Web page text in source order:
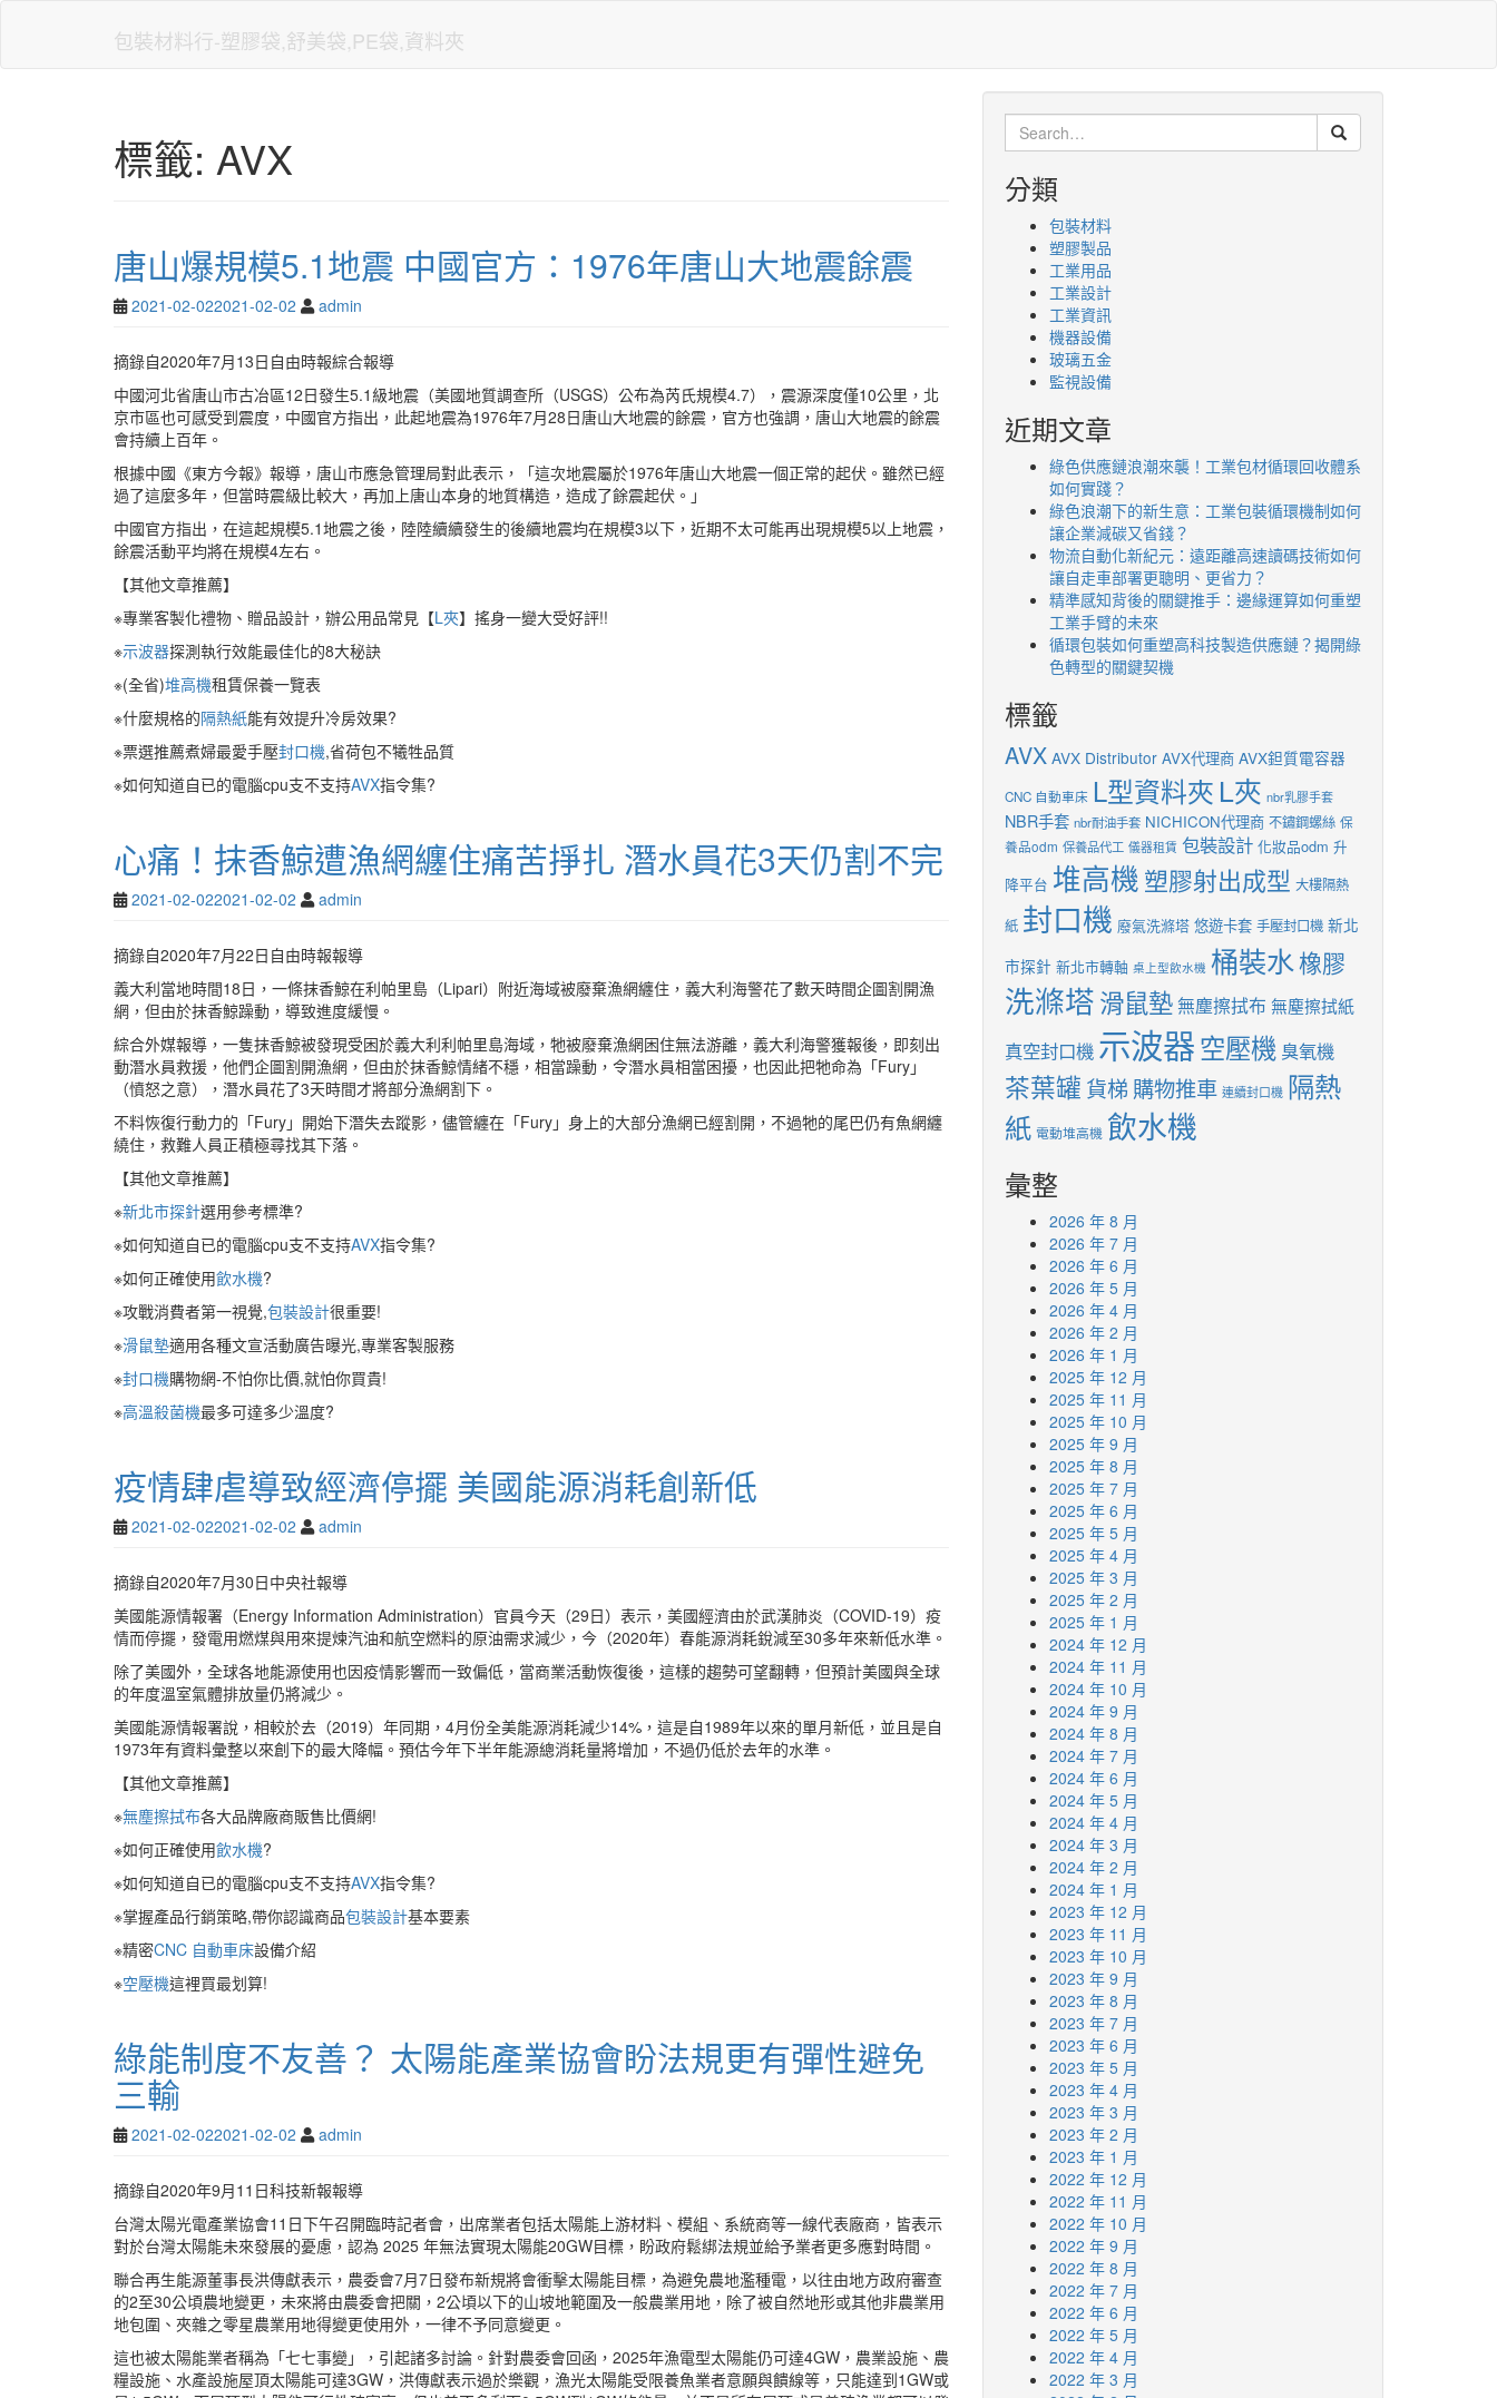
包裝材料行-塑膠袋,舒美袋,PE袋,資料夾
標籤: AVX
唐山爆規模5.1地震 中國官方：1976年唐山大地震餘震
2021-02-022021-02-02 admin
摘錄自2020年7月13日自由時報綜合報導
中國河北省唐山市古冶區12日發生5.1級地震（美國地質調查所（USGS）公布為芮氏規模4.7），震源深度僅10公里，北
京市區也可感受到震度，中國官方指出，此起地震為1976年7月28日唐山大地震的餘震，官方也強調，唐山大地震的餘震
會持續上百年。
根據中國《東方今報》報導，唐山市應急管理局對此表示，「這次地震屬於1976年唐山大地震一個正常的起伏。雖然已經
過了這麼多年，但當時震級比較大，再加上唐山本身的地質構造，造成了餘震起伏。」
中國官方指出，在這起規模5.1地震之後，陸陸續續發生的後續地震均在規模3以下，近期不太可能再出現規模5以上地震，
餘震活動平均將在規模4左右。
【其他文章推薦】
※專業客製化禮物、贈品設計，辦公用品常見【L夾】搖身一變大受好評!!
※示波器探測執行效能最佳化的8大秘訣
※(全省)堆高機租賃保養一覽表
※什麼規格的隔熱紙能有效提升冷房效果?
※票選推薦煮婦最愛手壓封口機,省荷包不犧牲品質
※如何知道自已的電腦cpu支不支持AVX指令集?
心痛！抹香鯨遭漁網纏住痛苦掙扎 潛水員花3天仍割不完
2021-02-022021-02-02 admin
摘錄自2020年7月22日自由時報報導
義大利當地時間18日，一條抹香鯨在利帕里島（Lipari）附近海域被廢棄漁網纏住，義大利海警花了數天時間企圖割開漁
網，但由於抹香鯨躁動，導致進度緩慢。
綜合外媒報導，一隻抹香鯨被發現受困於義大利利帕里島海域，牠被廢棄漁網困住無法游離，義大利海警獲報後，即刻出
動潛水員救援，他們企圖割開漁網，但由於抹香鯨情緒不穩，相當躁動，令潛水員相當困擾，也因此把牠命為「Fury」
（憤怒之意），潛水員花了3天時間才將部分漁網割下。
不料恢復行動力的「Fury」開始下潛失去蹤影，儘管纏在「Fury」身上的大部分漁網已經割開，不過牠的尾巴仍有魚網纏
繞住，救難人員正積極尋找其下落。
【其他文章推薦】
※新北市探針選用參考標準?
※如何知道自已的電腦cpu支不支持AVX指令集?
※如何正確使用飲水機?
※攻戰消費者第一視覺,包裝設計很重要!
※滑鼠墊適用各種文宣活動廣告曝光,專業客製服務
※封口機購物網-不怕你比價,就怕你買貴!
※高溫殺菌機最多可達多少溫度?
疫情肆虐導致經濟停擺 美國能源消耗創新低
2021-02-022021-02-02 admin
摘錄自2020年7月30日中央社報導
美國能源情報署（Energy Information Administration）官員今天（29日）表示，美國經濟由於武漢肺炎（COVID-19）疫
情而停擺，發電用燃煤與用來提煉汽油和航空燃料的原油需求減少，今（2020年）春能源消耗銳減至30多年來新低水準。
除了美國外，全球各地能源使用也因疫情影響而一致偏低，當商業活動恢復後，這樣的趨勢可望翻轉，但預計美國與全球
的年度溫室氣體排放量仍將減少。
美國能源情報署說，相較於去（2019）年同期，4月份全美能源消耗減少14%，這是自1989年以來的單月新低，並且是自
1973年有資料彙整以來創下的最大降幅。預估今年下半年能源總消耗量將增加，不過仍低於去年的水準。
【其他文章推薦】
※無塵擦拭布各大品牌廠商販售比價網!
※如何正確使用飲水機?
※如何知道自已的電腦cpu支不支持AVX指令集?
※掌握產品行銷策略,帶你認識商品包裝設計基本要素
※精密CNC 自動車床設備介紹
※空壓機這裡買最划算!
綠能制度不友善？ 太陽能產業協會盼法規更有彈性避免
三輸
2021-02-022021-02-02 admin
摘錄自2020年9月11日科技新報報導
台灣太陽光電產業協會11日下午召開臨時記者會，出席業者包括太陽能上游材料、模組、系統商等一線代表廠商，皆表示
對於台灣太陽能未來發展的憂慮，認為 2025 年無法實現太陽能20GW目標，盼政府鬆綁法規並給予業者更多應對時間。
聯合再生能源董事長洪傳獻表示，農委會7月7日發布新規將會衝擊太陽能目標，為避免農地濫種電，以往由地方政府審查
的2至30公頃農地變更，未來將由農委會把關，2公頃以下的山坡地範圍及一般農業用地，除了被自然地形或其他非農業用
地包圍、夾雜之零星農業用地得變更使用外，一律不予同意變更。
這也被太陽能業者稱為「七七事變」，引起諸多討論。針對農委會回函，2025年漁電型太陽能仍可達4GW，農業設施、農
糧設施、水產設施屋頂太陽能可達3GW，洪傳獻表示過於樂觀，漁光太陽能受限養魚業者意願與饋線等，只能達到1GW或
Search
for:
分類
包裝材料
塑膠製品
工業用品
工業設計
工業資訊
機器設備
玻璃五金
監視設備
近期文章
綠色供應鏈浪潮來襲！工業包材循環回收體系
如何實踐？
綠色浪潮下的新生意：工業包裝循環機制如何
讓企業減碳又省錢？
物流自動化新紀元：遠距離高速讀碼技術如何
讓自走車部署更聰明、更省力？
精準感知背後的關鍵推手：邊緣運算如何重塑
工業手臂的未來
循環包裝如何重塑高科技製造供應鏈？揭開綠
色轉型的關鍵契機
標籤
AVX AVX Distributor AVX代理商 AVX鉭質電容器
CNC 自動車床 L型資料夾 L夾 nbr乳膠手套
NBR手套 nbr耐油手套 NICHICON代理商 不鏽鋼螺絲 保
養品odm 保養品代工 儀器租賃 包裝設計 化妝品odm 升
降平台 堆高機塑膠射出成型 大樓隔熱
紙 封口機 廢氣洗滌塔 悠遊卡套 手壓封口機 新北
市探針 新北市轉軸 桌上型飲水機 桶裝水橡膠
洗滌塔滑鼠墊無塵擦拭布 無塵擦拭紙
真空封口機 示波器空壓機 臭氧機
茶葉罐 貨梯 購物推車 連續封口機 隔熱
紙 電動堆高機 飲水機
彙整
2026 年 8 月
2026 年 7 月
2026 年 6 月
2026 年 5 月
2026 年 4 月
2026 年 2 月
2026 年 1 月
2025 年 12 月
2025 年 11 月
2025 年 10 月
2025 年 9 月
2025 年 8 月
2025 年 7 月
2025 年 6 月
2025 年 5 月
2025 年 4 月
2025 年 3 月
2025 年 2 月
2025 年 1 月
2024 年 12 月
2024 年 11 月
2024 年 10 月
2024 年 9 月
2024 年 8 月
2024 年 7 月
2024 年 6 月
2024 年 5 月
2024 年 4 月
2024 年 3 月
2024 年 2 月
2024 年 1 月
2023 年 12 月
2023 年 11 月
2023 年 10 月
2023 年 9 月
2023 年 8 月
2023 年 7 月
2023 年 6 月
2023 年 5 月
2023 年 4 月
2023 年 3 月
2023 年 2 月
2023 年 1 月
2022 年 12 月
2022 年 11 月
2022 年 10 月
2022 年 9 月
2022 年 8 月
2022 年 7 月
2022 年 6 月
2022 年 5 月
2022 年 4 月
2022 年 3 月